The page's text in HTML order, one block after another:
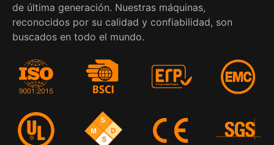
de última generación. Nuestras máquinas,
reconocidos por su calidad y confiabilidad, son
buscados en todo el mundo.